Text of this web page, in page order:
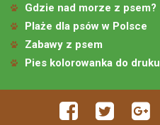
Gdzie nad morze z psem?
Plaże dla psów w Polsce
Zabawy z psem
Pies kolorowanka do druku